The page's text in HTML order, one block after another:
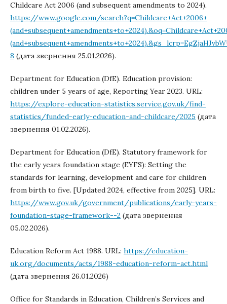
Childcare Act 2006 (and subsequent amendments to 2024).
https://www.google.com/search?q=Childcare+Act+2006+
8 (дата звернення 25.01.2026).
Department for Education (DfE). Education provision:
children under 5 years of age, Reporting Year 2023. URL:
https://explore-education-statistics.service.gov.uk/find-
statistics/funded-early-education-and-childcare/2025 (дата
звернення 01.02.2026).
Department for Education (DfE). Statutory framework for
the early years foundation stage (EYFS): Setting the
standards for learning, development and care for children
from birth to five. [Updated 2024, effective from 2025]. URL:
https://www.gov.uk/government/publications/early-years-
foundation-stage-framework--2 (дата звернення
05.02.2026).
Education Reform Act 1988. URL: https://education-
uk.org/documents/acts/1988-education-reform-act.html
(дата звернення 26.01.2026)
Office for Standards in Education, Children’s Services and